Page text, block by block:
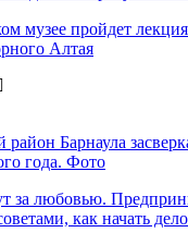
музее пройдет
Алтая
Барнаула
года. Фото
за любовью.
как начать